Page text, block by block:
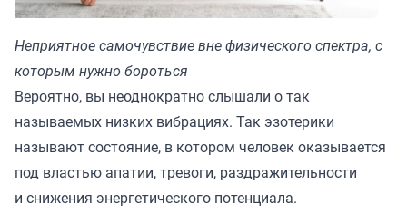
Неприятное самочувствие вне физического спектра, с
которым нужно бороться
Вероятно, вы неоднократно слышали о так
называемых низких вибрациях. Так эзотерики
называют состояние, в котором человек оказывается
под властью апатии, тревоги, раздражительности
и снижения энергетического потенциала.